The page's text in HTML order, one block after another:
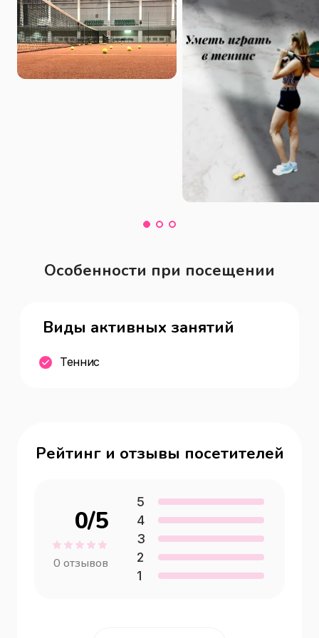
Особенности при посещении
Виды активных занятий
Теннис
Рейтинг и отзывы посетителей
0/5
0 отзывов
5
4
3
2
1